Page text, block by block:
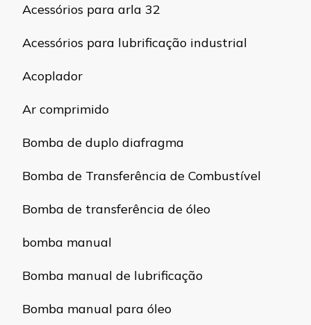
Acessórios para arla 32
Acessórios para lubrificação industrial
Acoplador
Ar comprimido
Bomba de duplo diafragma
Bomba de Transferência de Combustível
Bomba de transferência de óleo
bomba manual
Bomba manual de lubrificação
Bomba manual para óleo